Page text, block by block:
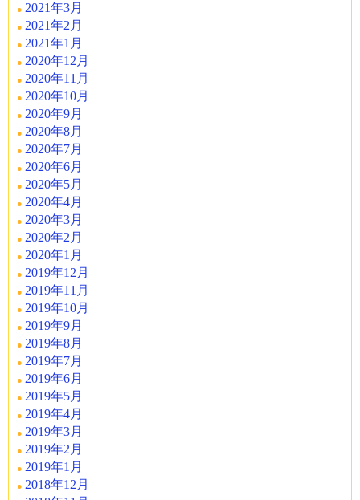
2021年3月
2021年2月
2021年1月
2020年12月
2020年11月
2020年10月
2020年9月
2020年8月
2020年7月
2020年6月
2020年5月
2020年4月
2020年3月
2020年2月
2020年1月
2019年12月
2019年11月
2019年10月
2019年9月
2019年8月
2019年7月
2019年6月
2019年5月
2019年4月
2019年3月
2019年2月
2019年1月
2018年12月